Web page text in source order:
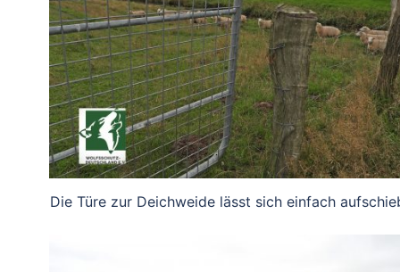
Die Türe zur Deichweide lässt sich einfach